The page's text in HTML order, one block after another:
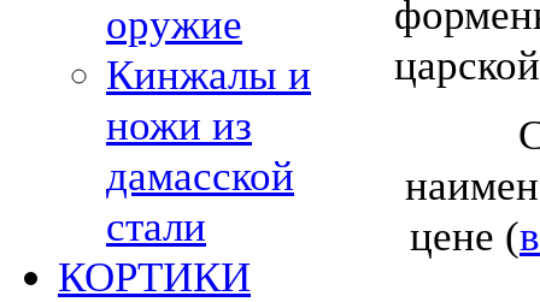
оружие
Кинжалы и
ножи из
дамасской
стали
КОРТИКИ
цене (